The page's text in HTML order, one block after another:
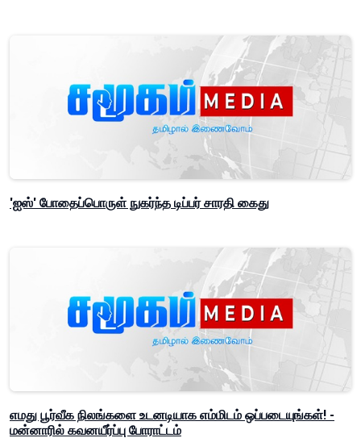
'ஐஸ்' போதைப்பொருள் நுகர்ந்த டிப்பர் சாரதி கைது
எமது பூர்வீக நிலங்களை உடனடியாக எம்மிடம் ஒப்படையுங்கள்! -
மன்னாரில் கவனயீர்ப்பு போராட்டம்